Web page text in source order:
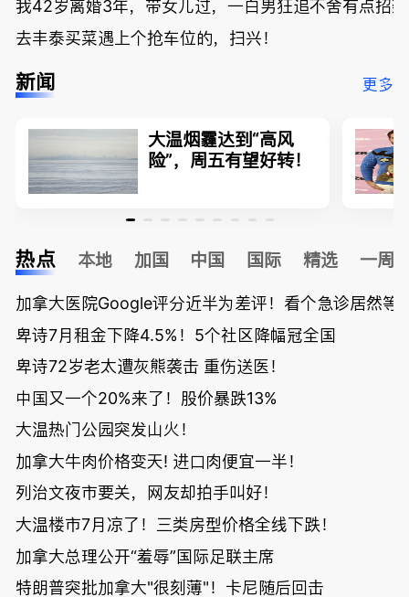
我42岁离婚3年，带女儿过，一白男狂追不舍有点招
去丰泰买菜遇上个抢车位的，扫兴！
新闻 更多
大温烟霾达到“高风
险”，周五有望好转！
热点 本地 加国 中国 国际 精选 一周
加拿大医院Google评分近半为差评！看个急诊居然等
卑诗7月租金下降4.5%！5个社区降幅冠全国
卑诗72岁老太遭灰熊袭击 重伤送医！
中国又一个20%来了！股价暴跌13%
大温热门公园突发山火！
加拿大牛肉价格变天! 进口肉便宜一半！
列治文夜市要关，网友却拍手叫好！
大温楼市7月凉了！三类房型价格全线下跌！
加拿大总理公开“羞辱”国际足联主席
特朗普突批加拿大"很刻薄"！卡尼随后回击